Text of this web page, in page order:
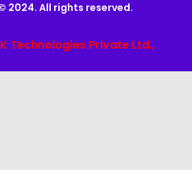
2024. All rights reserved.
Technologies Private Ltd.,